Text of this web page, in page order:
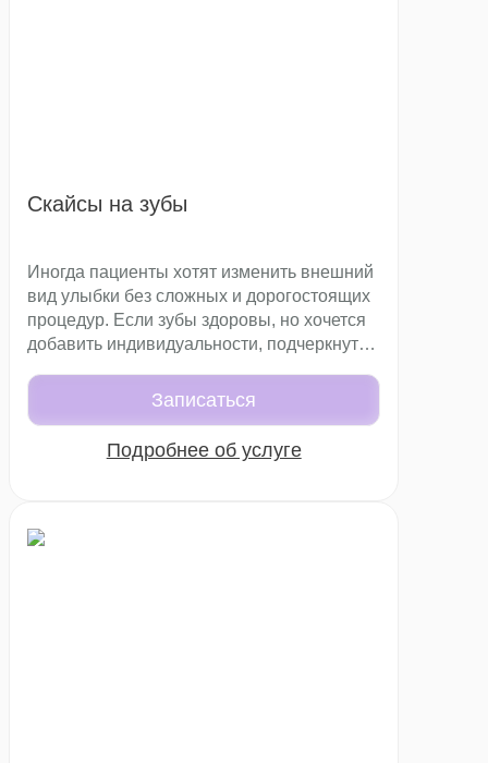
Скайсы на зубы
Иногда пациенты хотят изменить внешний
вид улыбки без сложных и дорогостоящих
процедур. Если зубы здоровы, но хочется
добавить индивидуальности, подчеркнуть
эмали, отличным решением становится
установка скайса. Это небольшое
декоративное украшение, которое
фиксируется на поверхности зуба и
Записаться
Подробнее об услуге